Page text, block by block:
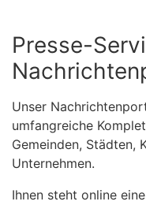
Presse-
Unser
umfangreiche
Gemeinden, Städten,
Unternehmen.
Ihnen steht online